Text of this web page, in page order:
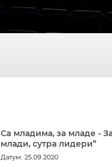
Са младима, за младе -
млади, сутра лидери”
Датум: 25.09.2020